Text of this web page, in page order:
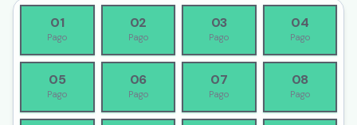
01
Pago
02
Pago
03
Pago
04
Pago
05
Pago
06
Pago
07
Pago
08
Pago